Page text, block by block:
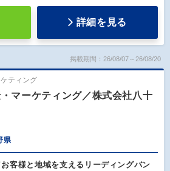
詳細を見る
掲載期間：26/08/07～26/08/20
ティング
マーケティング／株式会社八十
県
客様と地域を支えるリーディングバン